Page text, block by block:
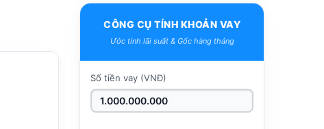
CÔNG CỤ TÍNH KHOẢN VAY
Ước tính lãi suất & Gốc hàng tháng
Số tiền vay (VNĐ)